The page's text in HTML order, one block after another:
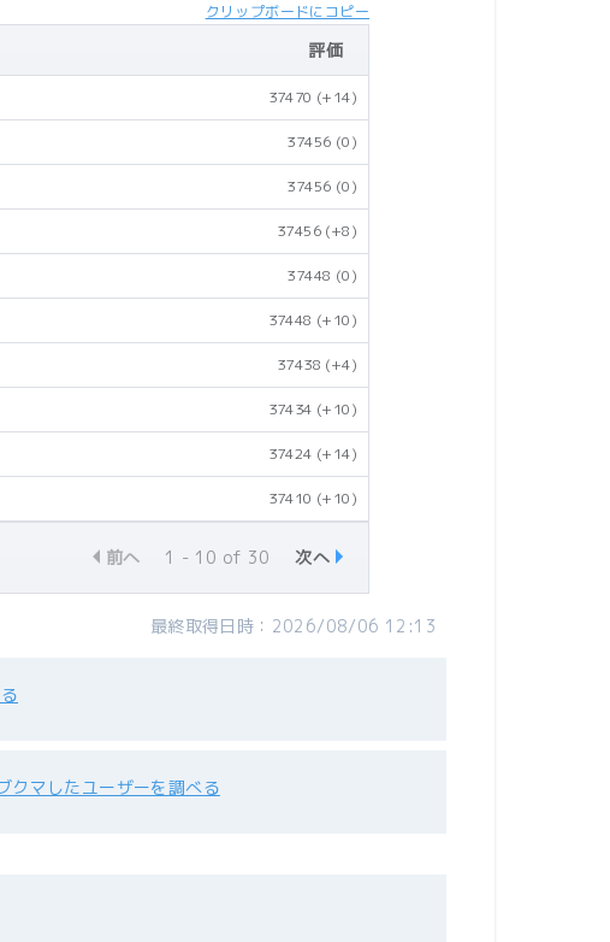
クリップボードにコピー
評価
37470 (+14)
37456 (0)
37456 (0)
37456 (+8)
37448 (0)
37448 (+10)
37438 (+4)
37434 (+10)
37424 (+14)
37410 (+10)
前へ 1 - 10 of 30 次へ
最終取得日時：2026/08/06 12:13
クマしたユーザーを調べる